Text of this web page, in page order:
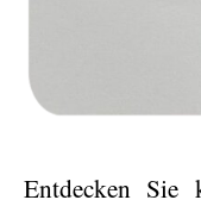
Entdecken Sie